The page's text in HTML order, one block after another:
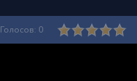
Голосов: 0